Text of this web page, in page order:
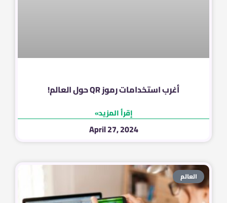
أغرب استخدامات رموز QR حول العالم!
إقرأ المزيد»
April 27, 2024
العالم